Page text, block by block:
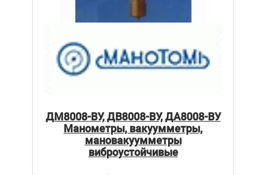
ДМ8008-ВУ, ДВ8008-ВУ, ДА8008-ВУ
Манометры, вакуумметры,
мановакуумметры
виброустойчивые